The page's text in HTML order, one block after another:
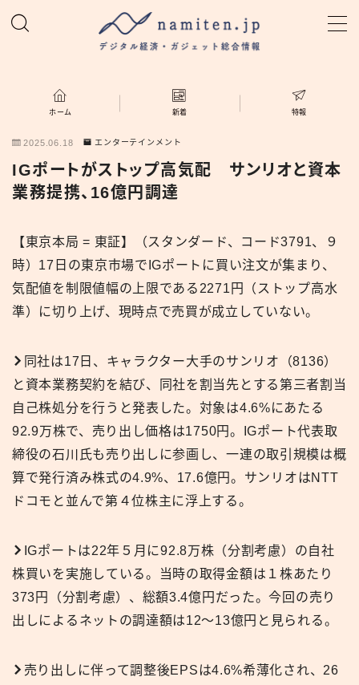
ホーム
新着
namiten.jp
ホーム 新着 特報
2025.06.18 エンターテインメント
IGポートがストップ高気配 サンリオと資本
業務提携、16億円調達
【東京本局 = 東証】（スタンダード、コード3791、９
時）17日の東京市場でIGポートに買い注文が集まり、
気配値を制限値幅の上限である2271円（ストップ高水
準）に切り上げ、現時点で売買が成立していない。
同社は17日、キャラクター大手のサンリオ（8136）
と資本業務契約を結び、同社を割当先とする第三者割当
自己株処分を行うと発表した。対象は4.6%にあたる
92.9万株で、売り出し価格は1750円。IGポート代表取
締役の石川氏も売り出しに参画し、一連の取引規模は概
算で発行済み株式の4.9%、17.6億円。サンリオはNTT
ドコモと並んで第４位株主に浮上する。
IGポートは22年５月に92.8万株（分割考慮）の自社
株買いを実施している。当時の取得金額は１株あたり
373円（分割考慮）、総額3.4億円だった。今回の売り
出しによるネットの調達額は12〜13億円と見られる。
売り出しに伴って調整後EPSは4.6%希薄化され、26